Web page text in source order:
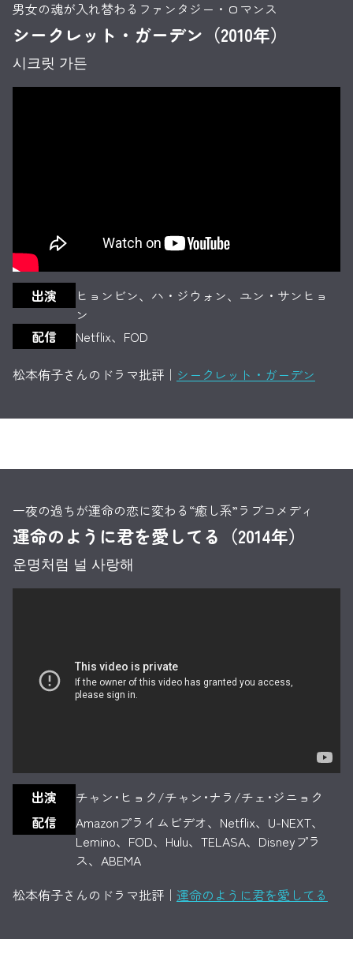
男女の魂が入れ替わるファンタジー・ロマンス
シークレット・ガーデン（2010年）
시크릿 가든
出演
ヒョンビン、ハ・ジウォン、ユン・サンヒョ
ン
配信
Netflix、FOD
松本侑子さんのドラマ批評｜ シークレット・ガーデン
一夜の過ちが運命の恋に変わる“癒し系”ラブコメディ
運命のように君を愛してる（2014年）
운명처럼 널 사랑해
出演
チャン･ヒョク/チャン･ナラ/チェ･ジニョク
配信
Amazonプライムビデオ、Netflix、U-NEXT、
Lemino、FOD、Hulu、TELASA、Disneyプラ
ス、ABEMA
松本侑子さんのドラマ批評｜ 運命のように君を愛してる